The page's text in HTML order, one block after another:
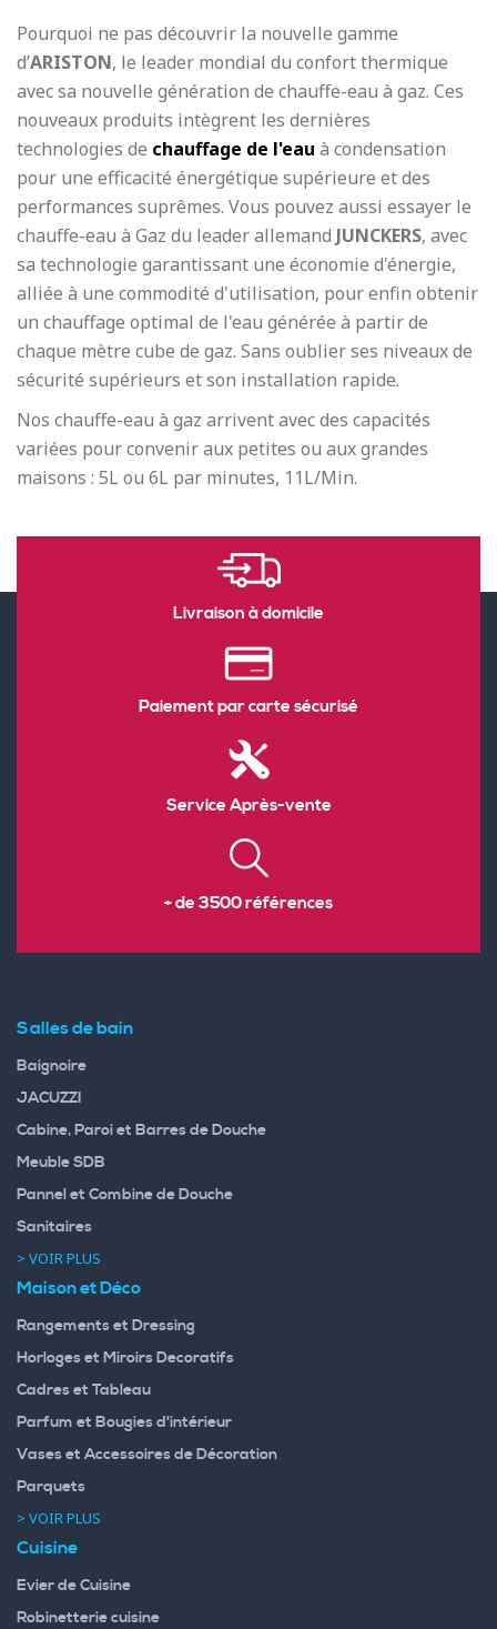
Pourquoi ne pas découvrir la nouvelle gamme
d’ARISTON, le leader mondial du confort thermique
avec sa nouvelle génération de chauffe-eau à gaz. Ces
nouveaux produits intègrent les dernières
technologies de chauffage de l'eau à condensation
pour une efficacité énergétique supérieure et des
performances suprêmes. Vous pouvez aussi essayer le
chauffe-eau à Gaz du leader allemand JUNCKERS, avec
sa technologie garantissant une économie d'énergie,
alliée à une commodité d'utilisation, pour enfin obtenir
un chauffage optimal de l'eau générée à partir de
chaque mètre cube de gaz. Sans oublier ses niveaux de
sécurité supérieurs et son installation rapide.
Nos chauffe-eau à gaz arrivent avec des capacités
variées pour convenir aux petites ou aux grandes
maisons : 5L ou 6L par minutes, 11L/Min.
Livraison à domicile
Paiement par carte sécurisé
Service Après-vente
+ de 3500 références
Salles de bain
Baignoire
JACUZZI
Cabine, Paroi et Barres de Douche
Meuble SDB
Pannel et Combine de Douche
Sanitaires
> VOIR PLUS
Maison et Déco
Rangements et Dressing
Horloges et Miroirs Decoratifs
Cadres et Tableau
Parfum et Bougies d'intérieur
Vases et Accessoires de Décoration
Parquets
> VOIR PLUS
Cuisine
Evier de Cuisine
Robinetterie cuisine